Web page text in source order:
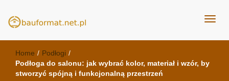
meble kuchenne Bauformat
Home / Podłogi /
Podłoga do salonu: jak wybrać kolor, materiał i wzór, by
stworzyć spójną i funkcjonalną przestrzeń